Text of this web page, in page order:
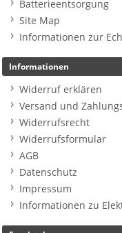
Batterieentsorgung
Site Map
Informationen zur
Informationen
Widerruf erklären
Versand und
Widerrufsrecht
Widerrufsformular
AGB
Datenschutz
Impressum
Informationen zu